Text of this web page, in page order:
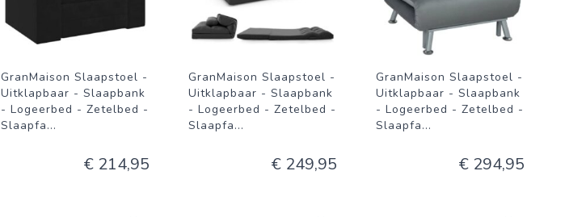
GranMaison Slaapstoel -
Uitklapbaar - Slaapbank
- Logeerbed - Zetelbed -
Slaapfa...
€ 214,95
GranMaison Slaapstoel -
Uitklapbaar - Slaapbank
- Logeerbed - Zetelbed -
Slaapfa...
€ 249,95
GranMaison Slaapstoel -
Uitklapbaar - Slaapbank
- Logeerbed - Zetelbed -
Slaapfa...
€ 294,95